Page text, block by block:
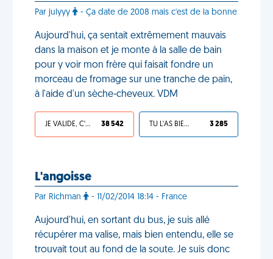
Par julyyy - Ça date de 2008 mais c'est de la bonne
Aujourd'hui, ça sentait extrêmement mauvais
dans la maison et je monte à la salle de bain
pour y voir mon frère qui faisait fondre un
morceau de fromage sur une tranche de pain,
à l'aide d'un sèche-cheveux. VDM
JE VALIDE, C'EST UNE VDM 38 542 TU L'AS BIEN MÉRITÉ 3 285
L'angoisse
Par Richman - 11/02/2014 18:14 - France
Aujourd'hui, en sortant du bus, je suis allé
récupérer ma valise, mais bien entendu, elle se
trouvait tout au fond de la soute. Je suis donc